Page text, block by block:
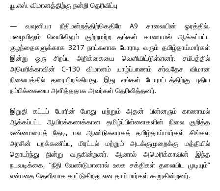
யூ.எஸ். விமானத்திற்கு நன்றி தெரிவிப்பு
— வவுனியா நீதிமன்றத்திற்கெதிரே A9 சாலையின் ஓரத்தில்,
மழையிலும் வெயிலிலும் குற்றமற்ற தங்கள் காணாமல் ஆக்கப்பட்ட
குழந்தைகளுக்காக 3217 நாட்களாக போராடி வரும் தமிழ்தாய்மார்கள்
இன்று ஒரு சிறப்பு அறிக்கையை வெளியிட்டுள்ளனர். சமீபத்தில்
அமெரிக்காவின் C-130 விமானம் யாழ்ப்பாணம் சர்வதேச விமான
நிலையத்தில் தரையிறங்கியது, இது எங்கள் போராட்டத்திற்கு புதிய
நம்பிக்கையை அளித்ததாக அவர்கள் தெரிவித்தனர்.
இறுதி கட்டப் போரின் போது மற்றும் அதன் பின்னரும் காணாமல்
ஆக்கப்பட்ட ஆயிரக்கணக்கான தமிழ்ப்பிள்ளைகளின் நிலை குறித்த
உண்மையைத் தேடி, பல ஆண்டுகளாகத் தமிழ்தாய்மார்கள் சிங்கள
அரசின் புறக்கணிப்பு, மிரட்டல் மற்றும் அடக்குமுறைக்கு மத்தியில்
தொடர்ந்து நின்று வருகின்றனர். ஆனால் அமெரிக்காவின் இந்த
நடவடிக்கை, “நீதி வேண்டுமானால் உலக சக்திகள் தலையிட முடியும்”
என்பதை தெளிவாக காட்டுகிறது என தாய்மார்கள் கூறுகின்றனர்.